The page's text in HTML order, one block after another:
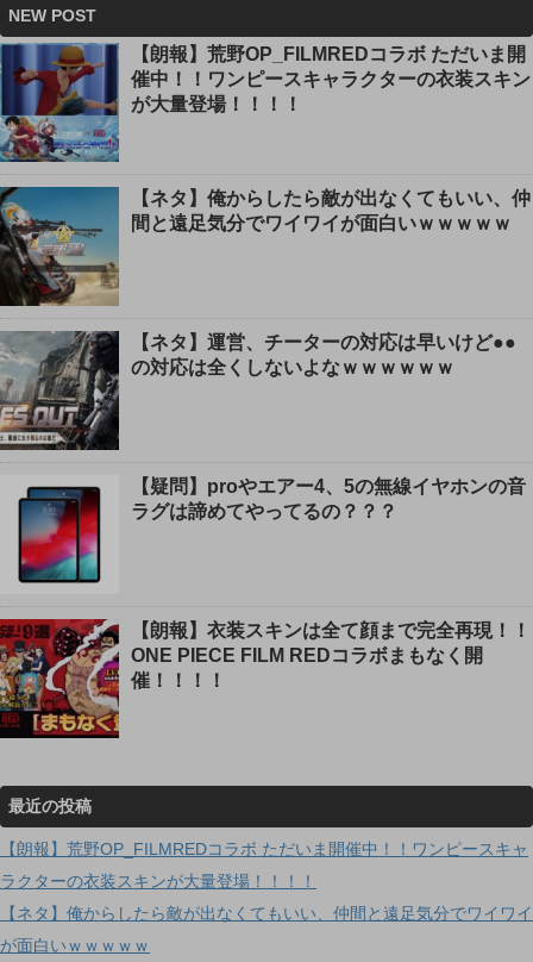
NEW POST
【朗報】荒野OP_FILMREDコラボ ただいま開
催中！！ワンピースキャラクターの衣装スキン
が大量登場！！！！
【ネタ】俺からしたら敵が出なくてもいい、仲
間と遠足気分でワイワイが面白いｗｗｗｗｗ
【ネタ】運営、チーターの対応は早いけど●●
の対応は全くしないよなｗｗｗｗｗｗ
【疑問】proやエアー4、5の無線イヤホンの音
ラグは諦めてやってるの？？？
【朗報】衣装スキンは全て顔まで完全再現！！
ONE PIECE FILM REDコラボまもなく開
催！！！！
最近の投稿
【朗報】荒野OP_FILMREDコラボ ただいま開催中！！ワンピースキャ
ラクターの衣装スキンが大量登場！！！！
【ネタ】俺からしたら敵が出なくてもいい、仲間と遠足気分でワイワイ
が面白いｗｗｗｗｗ